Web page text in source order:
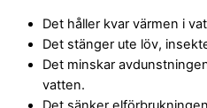
Det håller kvar värmen i
Det stänger ute löv,
Det minskar
vatten.